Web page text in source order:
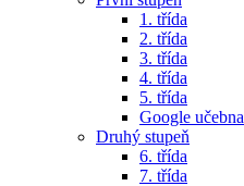
1. třída
2. třída
3. třída
4. třída
5. třída
Google učebna
Druhý stupeň
6. třída
7. třída